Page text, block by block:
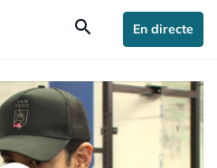
search En directe